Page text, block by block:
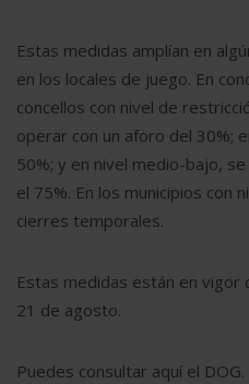
Estas medidas amplían en
en los locales de juego. En
concellos con nivel de
operar con un aforo del 30%;
50%; y en nivel medio-bajo,
el 75%. En los municipios con
cierres temporales.
Estas medidas están en vigor
21 de agosto.
Puedes consultar aquí el DOG.